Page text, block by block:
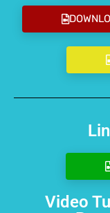
Video